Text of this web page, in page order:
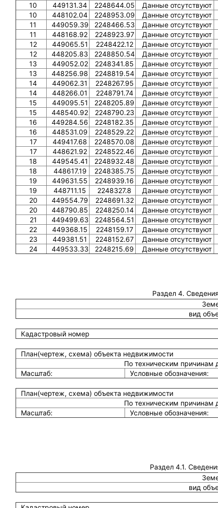
10
449131.34 2248644.05
Данные отсутствуют
10
448102.04 2248953.09
Данные отсутствуют
11
449059.39 2248466.53
Данные отсутствуют
11
448168.92 2248923.97
Данные отсутствуют
12
449065.51 2248422.12
Данные отсутствуют
12
448205.83 2248850.54
Данные отсутствуют
13
449052.02 2248341.85
Данные отсутствуют
13
448256.98 2248819.54
Данные отсутствуют
14
449062.31 2248267.95
Данные отсутствуют
14
448266.01 2248791.74
Данные отсутствуют
15
449095.51 2248205.89
Данные отсутствуют
15
448540.92 2248790.23
Данные отсутствуют
16
449284.56 2248182.35
Данные отсутствуют
16
448531.09 2248529.22
Данные отсутствуют
17
449417.68 2248570.08
Данные отсутствуют
17
448621.92 2248522.46
Данные отсутствуют
18
449545.41 2248932.48
Данные отсутствуют
18
448617.19 2248385.75
Данные отсутствуют
19
449631.55 2248939.16
Данные отсутствуют
19
448711.15 2248327.8
Данные отсутствуют
20
449554.79 2248691.32
Данные отсутствуют
20
448790.85 2248250.14
Данные отсутствуют
21
449499.63 2248564.51
Данные отсутствуют
22
449368.15 2248159.17
Данные отсутствуют
23
449381.51 2248152.67
Данные отсутствуют
24
449533.33 2248215.69 Данные отсутствуют
Раздел 4.
вид
Кадастровый номер
План(чертеж, схема) объекта недвижимости
По техническим причинам
Масштаб:
Условные обозначения:
План(чертеж, схема) объекта недвижимости
По техническим причинам
Масштаб:
Условные обозначения:
Раздел 4.1.
вид